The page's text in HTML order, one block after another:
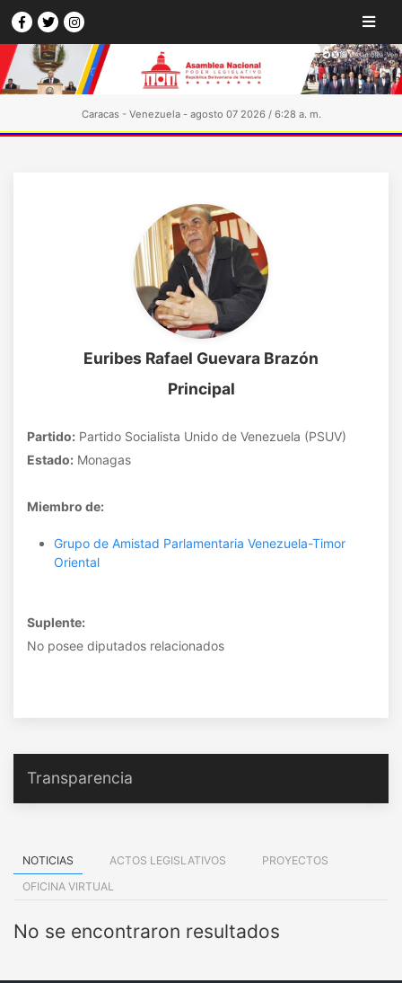
Caracas - Venezuela - agosto 07 2026 / 6:28 a. m.
Euribes Rafael Guevara Brazón
Principal
Partido: Partido Socialista Unido de Venezuela (PSUV)
Estado: Monagas
Miembro de:
Grupo de Amistad Parlamentaria Venezuela-Timor
Oriental
Suplente:
No posee diputados relacionados
Transparencia
NOTICIAS ACTOS LEGISLATIVOS
PROYECTOS
OFICINA VIRTUAL
No se encontraron resultados